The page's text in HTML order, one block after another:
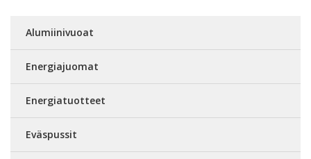
Alumiinivuoat
Energiajuomat
Energiatuotteet
Eväspussit